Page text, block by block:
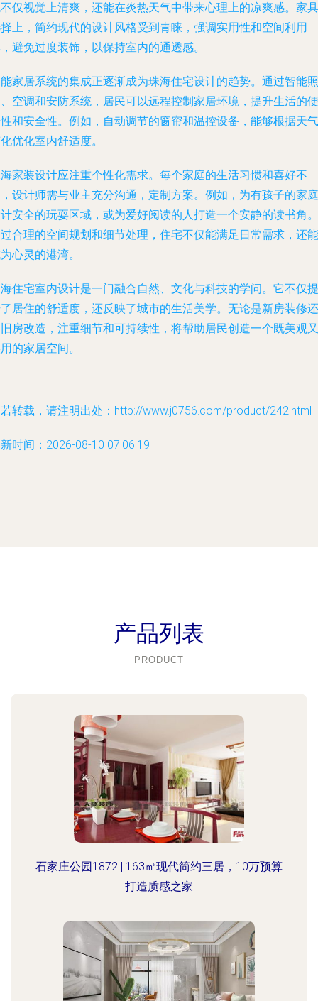
仅视觉上清爽，还能在炎热天气中带来心理上的凉爽感。家具
上，简约现代的设计风格受到青睐，强调实用性和空间利用
避免过度装饰，以保持室内的通透感。
家居系统的集成正逐渐成为珠海住宅设计的趋势。通过智能照
空调和安防系统，居民可以远程控制家居环境，提升生活的便
和安全性。例如，自动调节的窗帘和温控设备，能够根据天气
优化室内舒适度。
家装设计应注重个性化需求。每个家庭的生活习惯和喜好不
设计师需与业主充分沟通，定制方案。例如，为有孩子的家庭
安全的玩耍区域，或为爱好阅读的人打造一个安静的读书角。
合理的空间规划和细节处理，住宅不仅能满足日常需求，还能
心灵的港湾。
住宅室内设计是一门融合自然、文化与科技的学问。它不仅提
居住的舒适度，还反映了城市的生活美学。无论是新房装修还
房改造，注重细节和可持续性，将帮助居民创造一个既美观又
的家居空间。
转载，请注明出处：http://www.j0756.com/product/242.html
时间：2026-08-10 07:06:19
产品列表
PRODUCT
石家庄公园1872 | 163㎡现代简约三居，10万预算
打造质感之家